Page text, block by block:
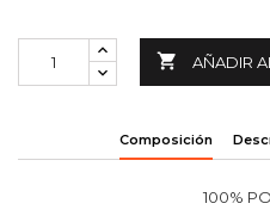
 AÑADIR
Composición
100%